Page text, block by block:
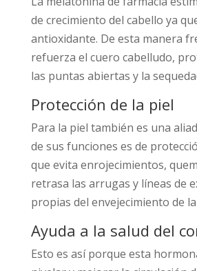
de crecimiento del cabello ya
antioxidante. De esta manera
refuerza el cuero cabelludo,
las puntas abiertas y la
Protección de la piel
Para la piel también es una
de sus funciones es de
que evita enrojecimientos,
retrasa las arrugas y líneas de
propias del envejecimiento de
Ayuda a la salud del
Esto es así porque esta